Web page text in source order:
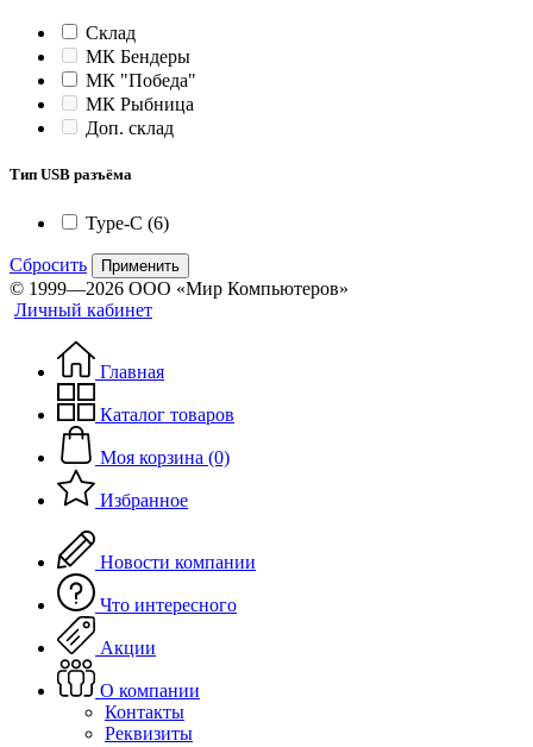
Склад
МК Бендеры
МК "Победа"
МК Рыбница
Доп. склад
Тип USB разъёма
Type-C (6)
Сбросить Применить
© 1999—2026 ООО «Мир Компьютеров»
Личный кабинет
Главная
Каталог товаров
Моя корзина (0)
Избранное
Новости компании
Что интересного
Акции
О компании
Контакты
Реквизиты